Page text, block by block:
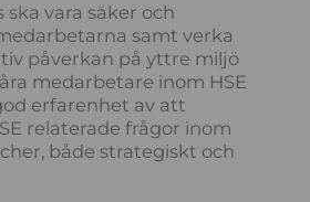
ska vara säker och
samt verka
påverkan på yttre miljö
medarbetare inom HSE
erfarenhet av att
relaterade frågor inom
både strategiskt och